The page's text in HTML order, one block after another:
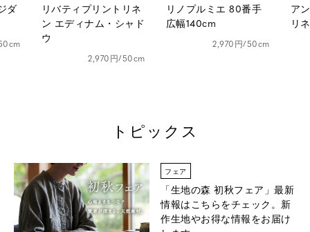
ダ
リバティプリントリネ
ン エディナム・シャド
ウ
2,970円/50cm
リノプルミエ 80番手
広幅140cm
2,970円/50cm
ア
リ
トピックス
フェア
「生地の森 初秋フェア」最新
情報はこちらをチェック。新
作生地やお得な情報をお届け